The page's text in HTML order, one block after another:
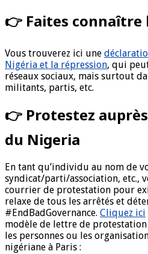
👉 Faites
Vous trouverez ici une
Nigéria et la répression, qui
réseaux sociaux, mais surtout
militants, partis, etc.
👉 Protestez auprès
du Nigeria
En tant qu’individu au nom de
syndicat/parti/association, etc.,
courrier de protestation pour
relaxe de tous les arrêtés et
#EndBadGovernance. Cliquez ici
modèle de lettre de
les personnes ou les
nigériane à Paris :